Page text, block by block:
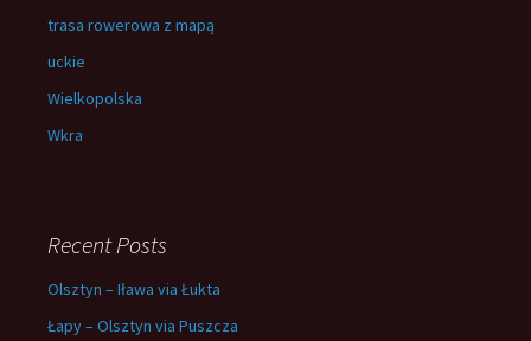
trasa rowerowa z mapą
uckie
Wielkopolska
Wkra
Recent Posts
Olsztyn – Iława via Łukta
Łapy – Olsztyn via Puszcza